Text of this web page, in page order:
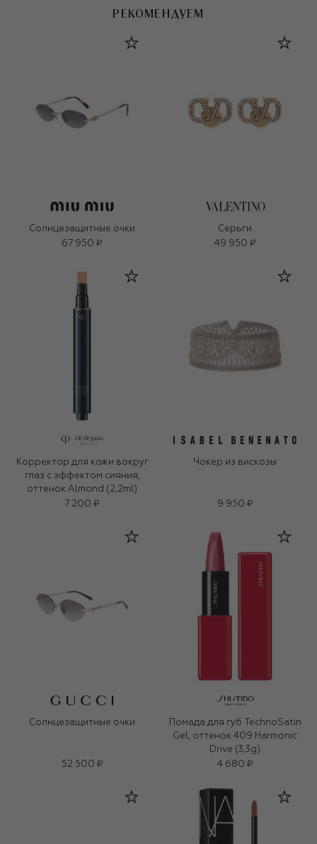
РЕКОМЕНДУЕМ
Солнцезащитные очки
67 950 ₽
Серьги
49 950 ₽
Корректор для кожи вокруг
глаз с эффектом сияния,
оттенок Almond (2,2ml)
7 200 ₽
Чокер из вискозы
9 950 ₽
Солнцезащитные очки
52 500 ₽
Помада для губ TechnoSatin
Gel, оттенок 409 Harmonic
Drive (3,3g)
4 680 ₽